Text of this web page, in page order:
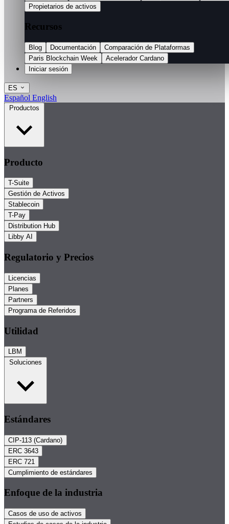
Propietarios de activos
Recursos
Blog Documentación
Comparación de Plataformas
Paris Blockchain Week
Acelerador Cardano
Iniciar sesión
ES
Español English
Productos
Producto
T-Suite
Gestión de Activos
Stablecoin
T-Pay
Distribution Hub
Libby AI
Regulatorio y Precios
Licencias
Planes
Partners
Programa de Referidos
Utilidad
LBM
Soluciones
Estándares
CIP-113 (Cardano)
ERC 3643
ERC 721
Cumplimiento de estándares
Enfoque de la industria
Casos de uso de activos